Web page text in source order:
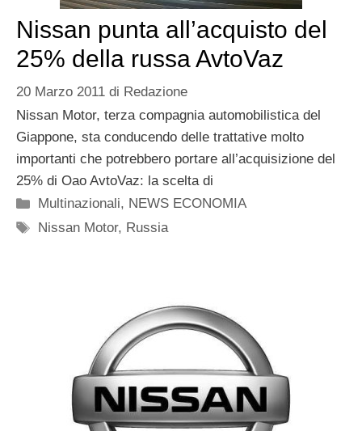
Nissan punta all’acquisto del
25% della russa AvtoVaz
20 Marzo 2011 di Redazione
Nissan Motor, terza compagnia automobilistica del
Giappone, sta conducendo delle trattative molto
importanti che potrebbero portare all’acquisizione del
25% di Oao AvtoVaz: la scelta di
Categorie
Multinazionali, NEWS ECONOMIA
Tag
Nissan Motor, Russia